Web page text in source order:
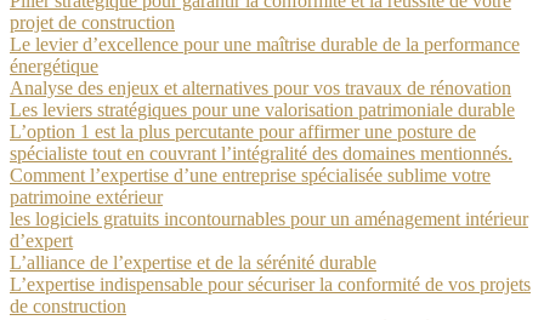
projet de construction
Le levier d’excellence pour une maîtrise durable de la performance
énergétique
Analyse des enjeux et alternatives pour vos travaux de rénovation
Les leviers stratégiques pour une valorisation patrimoniale durable
L’option 1 est la plus percutante pour affirmer une posture de
spécialiste tout en couvrant l’intégralité des domaines mentionnés.
Comment l’expertise d’une entreprise spécialisée sublime votre
patrimoine extérieur
les logiciels gratuits incontournables pour un aménagement intérieur
d’expert
L’alliance de l’expertise et de la sérénité durable
L’expertise indispensable pour sécuriser la conformité de vos projets
de construction